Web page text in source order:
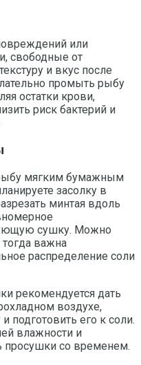
или
свободные от
и вкус после
промыть рыбу
остатки крови,
риск бактерий и
мягким бумажным
засолку в
минтая вдоль
сушку. Можно
важна
распределение соли
рекомендуется дать
воздухе,
подготовить его к соли.
влажности и
просушки со временем.